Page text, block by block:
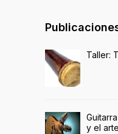
Taller:
y el